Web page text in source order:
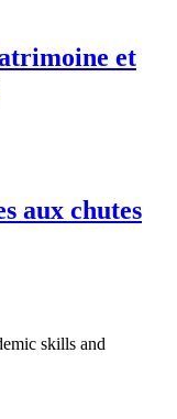
et
aux chutes
skills and